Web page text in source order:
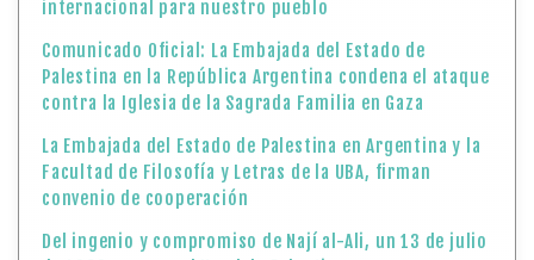
internacional para nuestro pueblo
Comunicado Oficial: La Embajada del Estado de
Palestina en la República Argentina condena el ataque
contra la Iglesia de la Sagrada Familia en Gaza
La Embajada del Estado de Palestina en Argentina y la
Facultad de Filosofía y Letras de la UBA, firman
convenio de cooperación
Del ingenio y compromiso de Nají al-Ali, un 13 de julio